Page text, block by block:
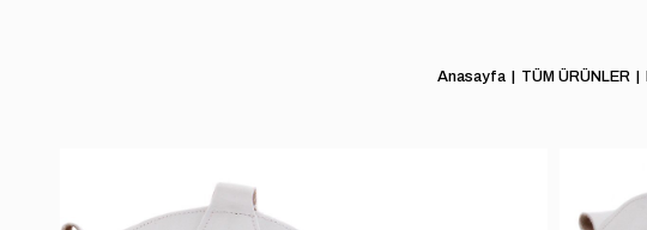
Anasayfa TÜM ÜRÜNLER